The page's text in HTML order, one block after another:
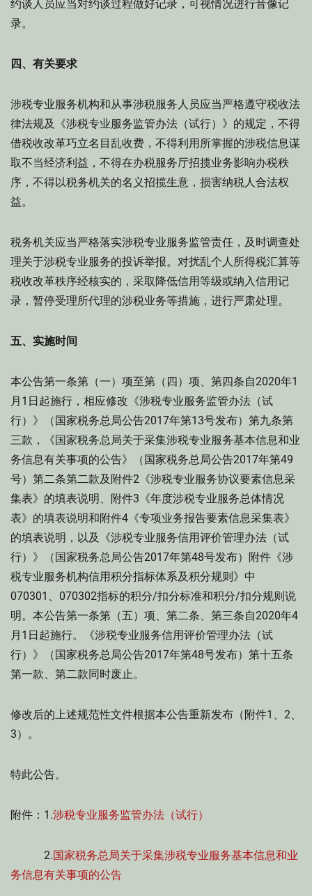
约谈人员应当对约谈过程做好记录，可视情况进行音像记
录。
四、有关要求
涉税专业服务机构和从事涉税服务人员应当严格遵守税收法
律法规及《涉税专业服务监管办法（试行）》的规定，不得
借税收改革巧立名目乱收费，不得利用所掌握的涉税信息谋
取不当经济利益，不得在办税服务厅招揽业务影响办税秩
序，不得以税务机关的名义招揽生意，损害纳税人合法权
益。
税务机关应当严格落实涉税专业服务监管责任，及时调查处
理关于涉税专业服务的投诉举报。对扰乱个人所得税汇算等
税收改革秩序经核实的，采取降低信用等级或纳入信用记
录，暂停受理所代理的涉税业务等措施，进行严肃处理。
五、实施时间
本公告第一条第（一）项至第（四）项、第四条自2020年1
月1日起施行，相应修改《涉税专业服务监管办法（试
行）》（国家税务总局公告2017年第13号发布）第九条第
三款，《国家税务总局关于采集涉税专业服务基本信息和业
务信息有关事项的公告》（国家税务总局公告2017年第49
号）第二条第二款及附件2《涉税专业服务协议要素信息采
集表》的填表说明、附件3《年度涉税专业服务总体情况
表》的填表说明和附件4《专项业务报告要素信息采集表》
的填表说明，以及《涉税专业服务信用评价管理办法（试
行）》（国家税务总局公告2017年第48号发布）附件《涉
税专业服务机构信用积分指标体系及积分规则》中
070301、070302指标的积分/扣分标准和积分/扣分规则说
明。本公告第一条第（五）项、第二条、第三条自2020年4
月1日起施行。《涉税专业服务信用评价管理办法（试
行）》（国家税务总局公告2017年第48号发布）第十五条
第一款、第二款同时废止。
修改后的上述规范性文件根据本公告重新发布（附件1、2、
3）。
特此公告。
附件：1.涉税专业服务监管办法（试行）
2.国家税务总局关于采集涉税专业服务基本信息和业
务信息有关事项的公告